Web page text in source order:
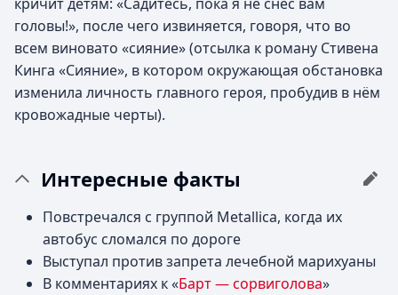
головы!», после чего извиняется, говоря, что во
всем виновато «сияние» (отсылка к роману Стивена
Кинга «Сияние», в котором окружающая обстановка
изменила личность главного героя, пробудив в нём
кровожадные черты).
Интересные факты
Повстречался с группой Metallica, когда их
автобус сломался по дороге
Выступал против запрета лечебной марихуаны
В комментариях к «Барт — сорвиголова»